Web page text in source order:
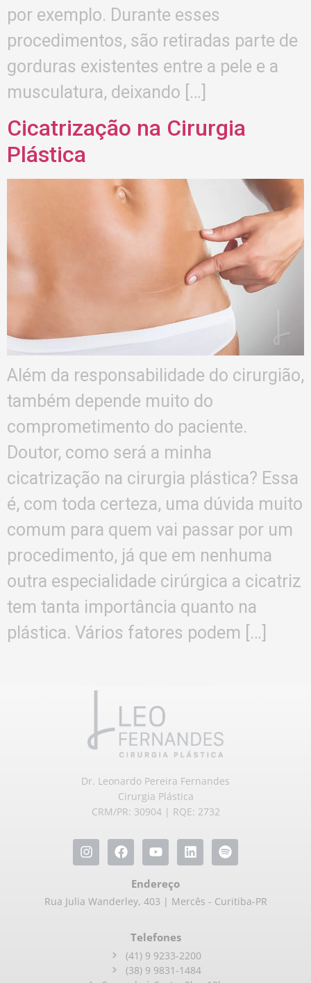
por exemplo. Durante esses
procedimentos, são retiradas parte de
gorduras existentes entre a pele e a
musculatura, deixando […]
Cicatrização na Cirurgia
Plástica
Além da responsabilidade do cirurgião,
também depende muito do
comprometimento do paciente.
Doutor, como será a minha
cicatrização na cirurgia plástica? Essa
é, com toda certeza, uma dúvida muito
comum para quem vai passar por um
procedimento, já que em nenhuma
outra especialidade cirúrgica a cicatriz
tem tanta importância quanto na
plástica. Vários fatores podem […]
Dr. Leonardo Pereira Fernandes
Cirurgia Plástica
CRM/PR: 30904 | RQE: 2732
Endereço
Rua Julia Wanderley, 403 | Mercês - Curitiba-PR
Telefones
(41) 9 9233-2200
(38) 9 9831-1484